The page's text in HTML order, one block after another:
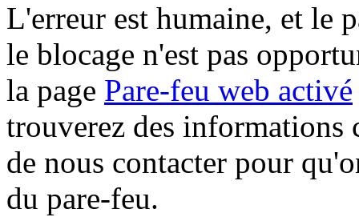
L'erreur est humaine, et le
le blocage n'est pas
la page Pare-feu web activé
trouverez des informations
de nous contacter pour
du pare-feu.